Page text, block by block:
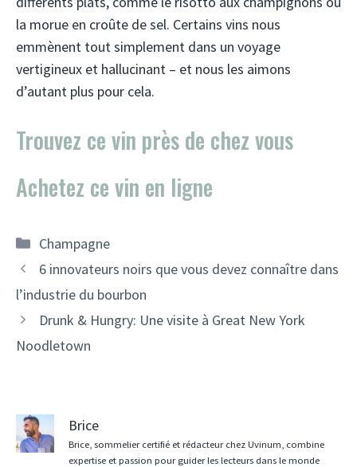
la morue en croûte de sel. Certains vins nous
emmènent tout simplement dans un voyage
vertigineux et hallucinant – et nous les aimons
d’autant plus pour cela.
Trouvez ce vin près de chez vous
Achetez ce vin en ligne
Catégories
Champagne
Navigation
des
6 innovateurs noirs que vous devez connaître dans
l’industrie du bourbon
Drunk & Hungry: Une visite à Great New York
Noodletown
Brice
Brice, sommelier certifié et rédacteur chez Uvinum, combine
expertise et passion pour guider les lecteurs dans le monde